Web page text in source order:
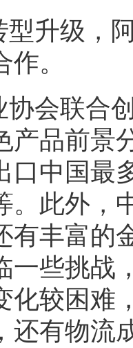
型升级，
。
协会联合
产品前景
口中国最
。此外，
有丰富的
一些挑战
化较困难
还有物流